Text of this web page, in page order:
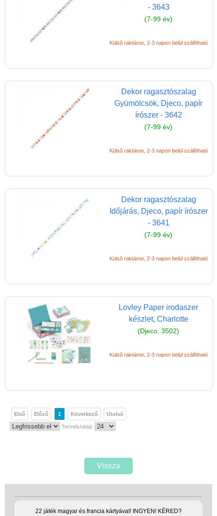
- 3643
(7-99 év)
Külső raktáron, 2-3 napon belül szállítható
Dekor ragasztószalag
Gyümölcsök, Djeco, papír
írószer - 3642
(7-99 év)
Külső raktáron, 2-3 napon belül szállítható
Dekor ragasztószalag
Időjárás, Djeco, papír írószer
- 3641
(7-99 év)
Külső raktáron, 2-3 napon belül szállítható
Lovley Paper irodaszer
készlet, Charlotte
(Djeco, 3502)
Külső raktáron, 2-3 napon belül szállítható
Első Előző 1 Következő Utolsó
Termék/oldal:
Vissza
22 játék magyar és francia kártyával! INGYEN! KÉRED?
Montessori játékok
Okos partijátékok
Papírszínház
Pixelhobby
Spiegelburg játékok
Szerepjáték
(baba,autó,konyha,épület,..)
Tanulást segítő játék
Társasjáték
Ügyességi játékok
CSAK NÁLUNK - Egyedi